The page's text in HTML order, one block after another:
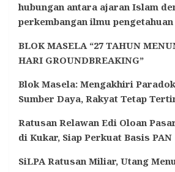
hubungan antara ajaran Islam
perkembangan ilmu
BLOK MASELA “27 TAHUN
HARI GROUNDBREAKING”
Blok Masela: Mengakhiri
Sumber Daya, Rakyat Tetap
Ratusan Relawan Edi Oloan
di Kukar, Siap Perkuat Basis PAN
SiLPA Ratusan Miliar, Utang